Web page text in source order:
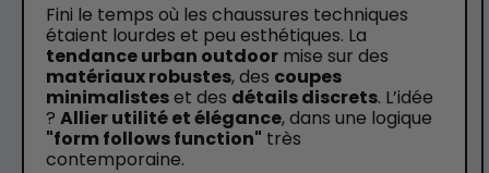
Fini le temps où les chaussures techniques
étaient lourdes et peu esthétiques. La
tendance urban outdoor mise sur des
matériaux robustes, des coupes
minimalisteset des détails discrets. L’idée
? Allier utilité et élégance, dans une logique
"form follows function" très
contemporaine.